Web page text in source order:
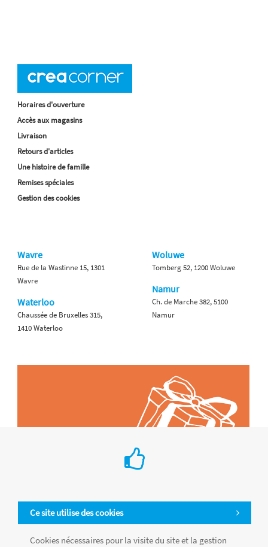
Ce site utilise des cookies
Cookies nécessaires pour la visite du site et la gestion
Horaires d'ouverture
Accès aux magasins
Livraison
Retours d'articles
Une histoire de famille
Remises spéciales
Gestion des cookies
Wavre
Rue de la Wastinne 15, 1301
Wavre
Waterloo
Chaussée de Bruxelles 315,
1410 Waterloo
Woluwe
Tomberg 52, 1200 Woluwe
Namur
Ch. de Marche 382, 5100
Namur